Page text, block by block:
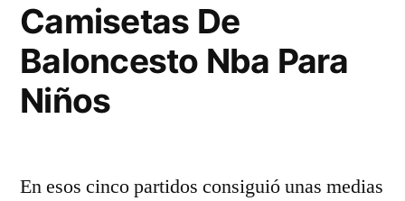
Camisetas De
Baloncesto Nba Para
Niños
En esos cinco partidos consiguió unas medias